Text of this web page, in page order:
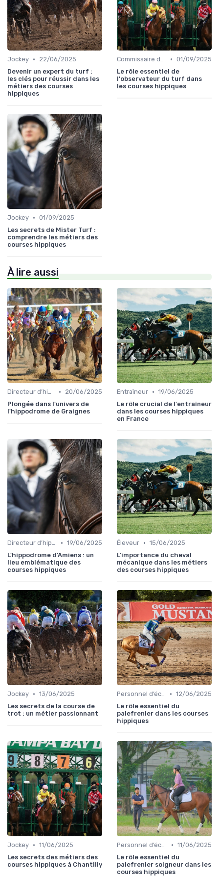
Jockey •
22/06/2025
Devenir un expert du turf :
les clés pour réussir dans les
métiers des courses
hippiques
Commissaire de course • 01/09/2025
Le rôle essentiel de
l'observateur du turf dans
les courses hippiques
Jockey • 01/09/2025
Les secrets de Mister Turf :
comprendre les métiers des
courses hippiques
À lire aussi
Directeur d’hippodrome •
20/06/2025
Plongée dans l'univers de
l'hippodrome de Graignes
Entraîneur • 19/06/2025
Le rôle crucial de l'entraîneur
dans les courses hippiques
en France
Directeur d’hippodrome • 19/06/2025
L'hippodrome d'Amiens : un
lieu emblématique des
courses hippiques
Éleveur • 15/06/2025
L'importance du cheval
mécanique dans les métiers
des courses hippiques
Jockey • 13/06/2025
Les secrets de la course de
trot : un métier passionnant
Personnel d’écurie • 12/06/2025
Le rôle essentiel du
palefrenier dans les courses
hippiques
Jockey • 11/06/2025
Les secrets des métiers des
courses hippiques à Chantilly
Personnel d’écurie • 11/06/2025
Le rôle essentiel du
palefrenier soigneur dans les
courses hippiques